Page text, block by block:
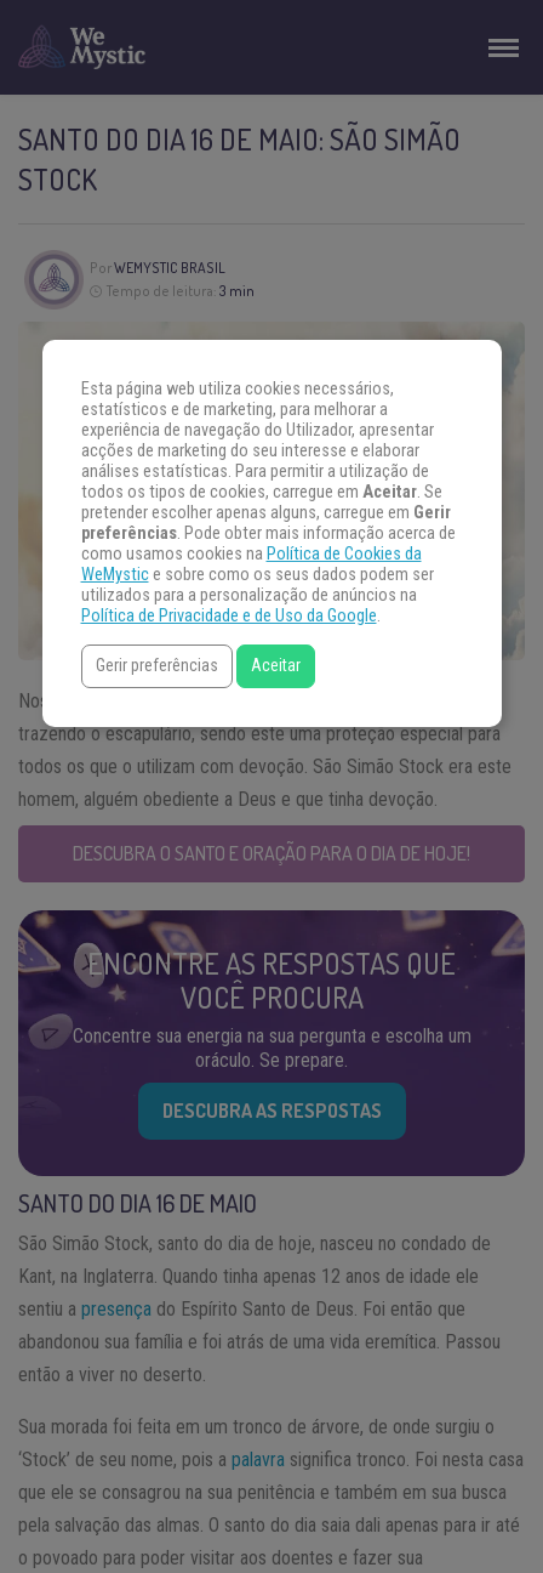
SANTO DO DIA 16 DE MAIO: SÃO SIMÃO
STOCK
PorWEMYSTIC BRASIL
Tempo de leitura: 3 min
Nossa Senhora apareceu para o
trazendo o escapulário, sendo este uma proteção especial para
todos os que o utilizam com devoção. São Simão Stock era este
homem, alguém obediente a Deus e que tinha devoção.
DESCUBRA O SANTO E ORAÇÃO PARA O DIA DE HOJE!
ENCONTRE AS RESPOSTAS QUE
VOCÊ PROCURA
Concentre sua energia na sua pergunta e escolha um
oráculo. Se prepare.
DESCUBRA AS RESPOSTAS
SANTO DO DIA 16 DE MAIO
São Simão Stock, santo do dia de hoje, nasceu no condado de
Kant, na Inglaterra. Quando tinha apenas 12 anos de idade ele
sentiu a presença do Espírito Santo de Deus. Foi então que
abandonou sua família e foi atrás de uma vida eremítica. Passou
então a viver no deserto.
Sua morada foi feita em um tronco de árvore, de onde surgiu o
‘Stock’ de seu nome, pois a palavra significa tronco. Foi nesta casa
que ele se consagrou na sua penitência e também em sua busca
pela salvação das almas. O santo do dia saia dali apenas para ir até
o povoado para poder visitar aos doentes e fazer sua
Esta página web utiliza cookies necessários,
estatísticos e de marketing, para melhorar a
experiência de navegação do Utilizador, apresentar
acções de marketing do seu interesse e elaborar
análises estatísticas. Para permitir a utilização de
todos os tipos de cookies, carregue em Aceitar. Se
pretender escolher apenas alguns, carregue em Gerir
preferências. Pode obter mais informação acerca de
como usamos cookies na Política de Cookies da
WeMystice sobre como os seus dados podem ser
utilizados para a personalização de anúncios na
Política de Privacidade e de Uso da Google.
Gerir preferências Aceitar